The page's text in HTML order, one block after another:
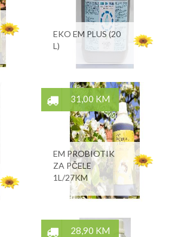
EKO EM PLUS (20
L)
31,00 KM
EM PROBIOTIK
ZA PČELE
1L/27KM
28,90 KM